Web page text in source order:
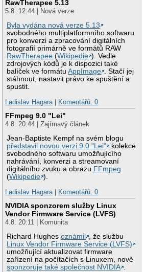
RawTherapee 5.13
5.8. 12:44 | Nová verze
Byla vydána nová verze 5.13
svobodného multiplatformního softwaru
pro konverzi a zpracování digitálních
fotografií primárně ve formátů RAW
RawTherapee (Wikipedie ). Vedle
zdrojových kódů je k dispozici také
balíček ve formátuAppImage . Stačí jej
stáhnout, nastavit právo ke spuštění a
spustit.
Ladislav Hagara| Komentářů: 0
FFmpeg 9.0 "Lei"
4.8. 20:44 | Zajímavý článek
Jean-Baptiste Kempf na svém blogu
představil novou verzi 9.0 "Lei"
kolekce
svobodného softwaru umožňujícího
nahrávání, konverzi a streamovaní
digitálního zvuku a obrazu FFmpeg
(Wikipedie ).
Ladislav Hagara| Komentářů: 0
NVIDIA sponzorem služby Linux
Vendor Firmware Service (LVFS)
4.8. 20:11 | Komunita
Richard Hughesoznámil
, že službu
Linux Vendor Firmware Service (LVFS)
umožňující aktualizovat firmware
zařízení na počítačích s Linuxem, nově
sponzoruje také společnost NVIDIA .